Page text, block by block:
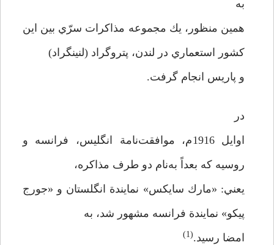
به
همين منظور، يك مجموعه مذاكرات سرّي بين اين
كشور استعماري در لندن، پتروگراد (لنينگراد)
و پاريس انجام گرفت.
در
اوايل 1916م، موافقت‌نامة انگليس، فرانسه و
روسيه كه بعداً به‌نام دو طرف مذاكره،
يعني: «مارك سايكس» نمايندة انگلستان و «جورج
پيكو» نمايندة فرانسه مشهور شد، به
امضا رسيد.(1)